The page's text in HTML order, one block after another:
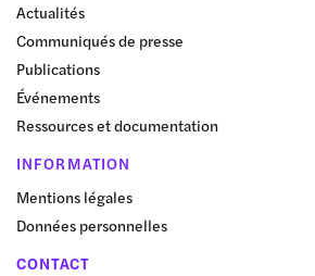
Actualités
Communiqués de presse
Publications
Événements
Ressources et documentation
INFORMATION
Mentions légales
Données personnelles
CONTACT